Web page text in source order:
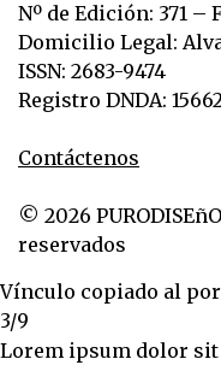
Nº de Edición: 371 –
Domicilio Legal:
ISSN: 2683-9474
Registro DNDA:
Contáctenos
© 2026
reservados
Vínculo copiado al
3/9
Lorem ipsum dolor